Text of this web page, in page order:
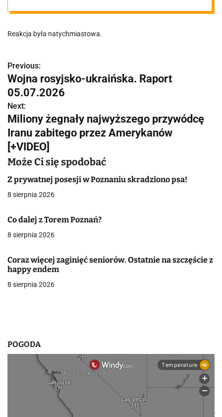
policjant
Reakcja była natychmiastowa.
N
a
w
i
g
a
c
j
a
w
p
i
Previous:
Wojna rosyjsko-ukraińska. Raport
05.07.2026
Next:
Miliony żegnały najwyższego przywódcę
Iranu zabitego przez Amerykanów
[+VIDEO]
Może Ci się spodobać
Z prywatnej posesji w Poznaniu skradziono psa!
8 sierpnia 2026
Co dalej z Torem Poznań?
8 sierpnia 2026
Coraz więcej zaginięć seniorów. Ostatnie na szczęście z
happy endem
8 sierpnia 2026
POGODA